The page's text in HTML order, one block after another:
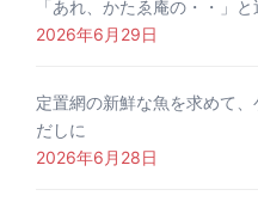
「あれ、かたゑ庵の・・」
2026年6月29日
定置網の新鮮な魚を求めて
だしに
2026年6月28日